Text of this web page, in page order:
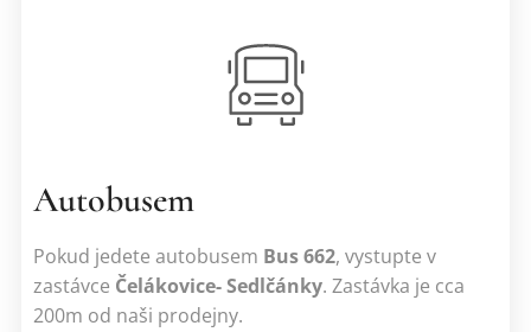
Autobusem
Pokud jedete autobusem Bus 662, vystupte v
zastávce Čelákovice- Sedlčánky. Zastávka je cca
200m od naši prodejny.